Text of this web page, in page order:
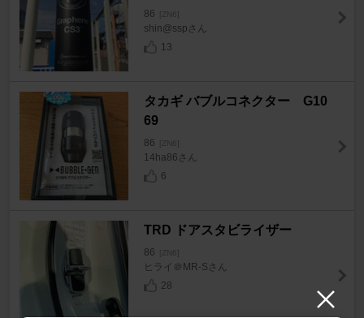
86 [ZN6]
shin@sspさん
13
タカギ バブルコネクター G10
69
86 [ZN6]
14ha86さん
6
TRD ドアスタビライザー
86 [ZN6]
ヒライ＠MR-Sさん
28